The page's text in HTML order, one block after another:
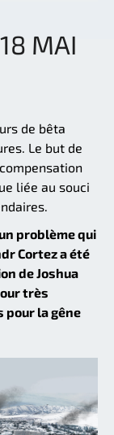
MAI
de bêta
Le but de
liée au souci
problème qui
Cortez a été
de Joshua
très
pour la gêne